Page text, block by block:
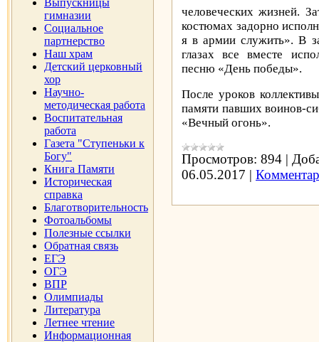
Выпускницы
гимназии
Социальное
партнерство
Наш храм
Детский церковный
хор
Научно-
методическая работа
Воспитательная
работа
Газета "Ступеньки к
Богу"
Книга Памяти
Историческая
справка
Благотворительность
Фотоальбомы
Полезные ссылки
Обратная связь
ЕГЭ
ОГЭ
ВПР
Олимпиады
Литература
Летнее чтение
Информационная
человеческих жизней.
костюмах задорно
я в армии служить». В
глазах все вместе
песню «День победы».
После уроков
памяти павших воинов-
«Вечный огонь».
Просмотров: 894 |
06.05.2017 |